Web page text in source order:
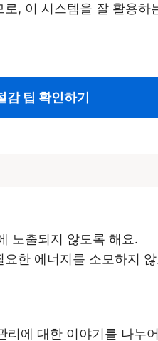
, 이 시스템을 잘 활용하
감 팁 확인하기
노출되지 않도록 해요.
한 에너지를 소모하지
리에 대한 이야기를 나누